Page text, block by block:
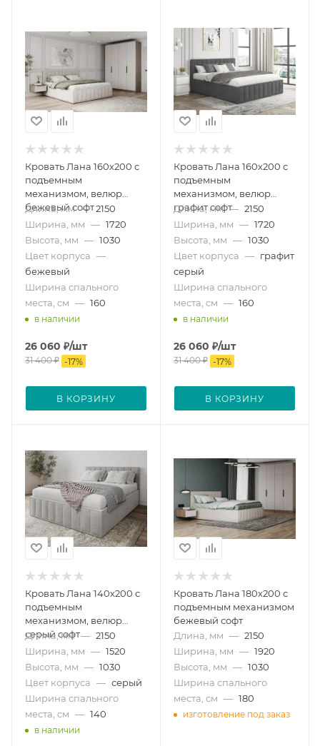
Кровать Лана 160х200 с
подъемным
механизмом, велюр
бежевый софт
Длина, мм — 2150
Ширина, мм — 1720
Высота, мм — 1030
Цвет корпуса —
бежевый
Ширина спального
места, см — 160
в наличии
26 060 ₽/шт
31 400₽ -17%
В КОРЗИНУ
Кровать Лана 160х200 с
подъемным
механизмом, велюр
графит софт
Длина, мм — 2150
Ширина, мм — 1720
Высота, мм — 1030
Цвет корпуса — графит
серый
Ширина спального
места, см — 160
в наличии
26 060 ₽/шт
31 400₽ -17%
В КОРЗИНУ
Кровать Лана 140х200 с
подъемным
механизмом, велюр
серый софт
Длина, мм — 2150
Ширина, мм — 1520
Высота, мм — 1030
Цвет корпуса — серый
Ширина спального
места, см — 140
в наличии
Кровать Лана 180х200 с
подъемным механизмом
бежевый софт
Длина, мм — 2150
Ширина, мм — 1920
Высота, мм — 1030
Ширина спального
места, см — 180
изготовление под заказ